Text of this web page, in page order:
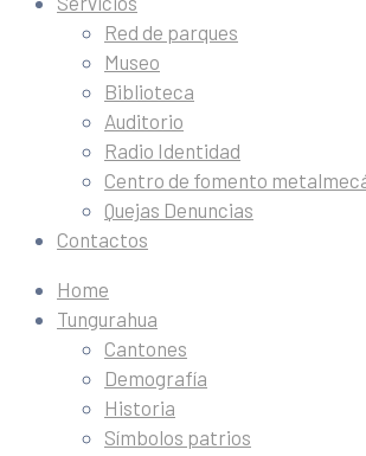
Red de parques
Museo
Biblioteca
Auditorio
Radio Identidad
Centro de fomento
Quejas Denuncias
Contactos
Home
Tungurahua
Cantones
Demografía
Historia
Símbolos patrios